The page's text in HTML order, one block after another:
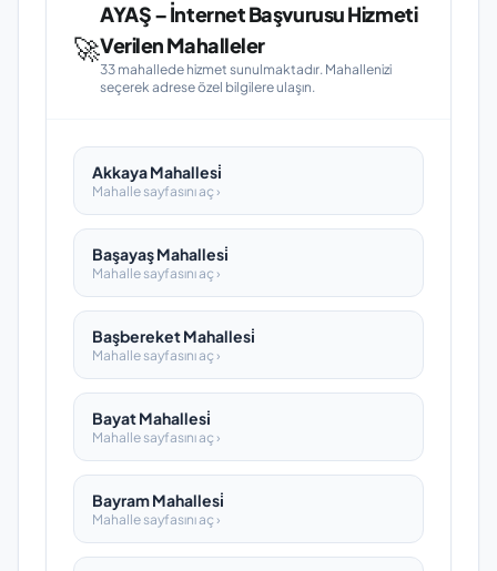
🚀
AYAŞ – İnternet Başvurusu Hizmeti
Verilen Mahalleler
33 mahallede hizmet sunulmaktadır. Mahallenizi
seçerek adrese özel bilgilere ulaşın.
Akkaya Mahallesi̇
Mahalle sayfasını aç ›
Başayaş Mahallesi̇
Mahalle sayfasını aç ›
Başbereket Mahallesi̇
Mahalle sayfasını aç ›
Bayat Mahallesi̇
Mahalle sayfasını aç ›
Bayram Mahallesi̇
Mahalle sayfasını aç ›